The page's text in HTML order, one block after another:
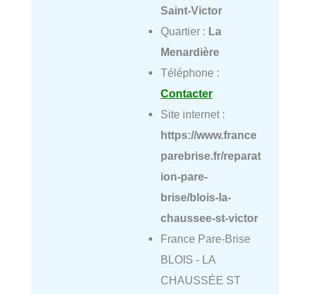
Saint-Victor
Quartier : La
Menardière
Téléphone :
Contacter
Site internet :
https://www.france
parebrise.fr/reparat
ion-pare-
brise/blois-la-
chaussee-st-victor
France Pare-Brise
BLOIS - LA
CHAUSSÉE ST